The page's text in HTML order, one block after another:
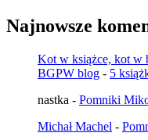
Najnowsze
Kot w książce, kot w
BGPW blog - 5
nastka - Pomniki
Michał Machel -